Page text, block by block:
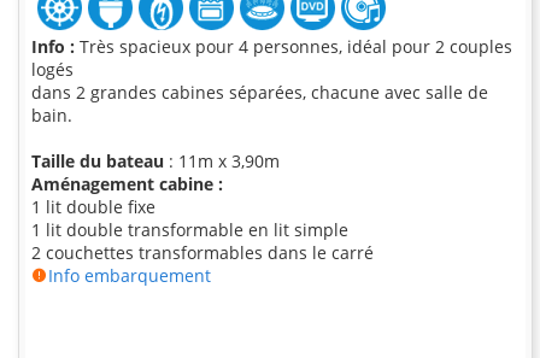
Info : Très spacieux pour 4 personnes, idéal pour 2 couples
logés
dans 2 grandes cabines séparées, chacune avec salle de
bain.
Taille du bateau : 11m x 3,90m
Aménagement cabine :
1 lit double fixe
1 lit double transformable en lit simple
2 couchettes transformables dans le carré
Info embarquement